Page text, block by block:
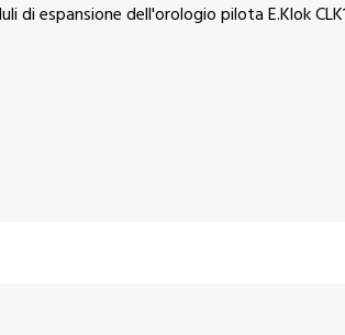
di espansione dell'orologio pilota E.Klok